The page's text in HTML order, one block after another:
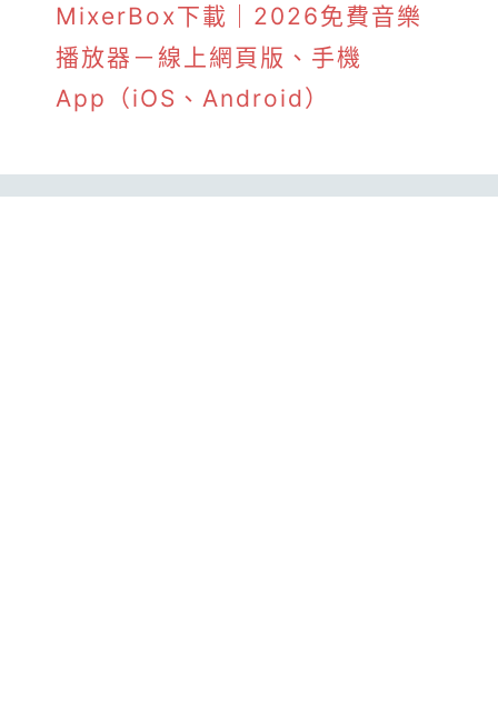
MixerBox下載｜2026免費音樂
播放器－線上網頁版、手機
App（iOS、Android）